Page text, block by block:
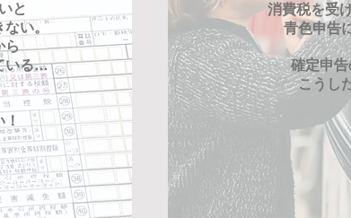
と
ない。
ら
いる…
消費税を受
青色申告
確定申
こうし